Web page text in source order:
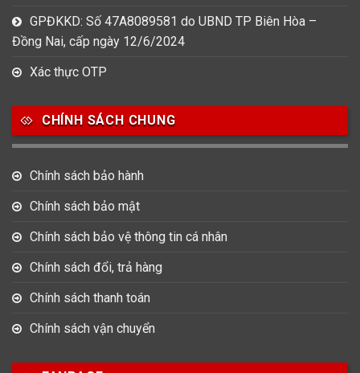
GPĐKKD: Số 47A8089581 do UBND TP Biên Hòa –
Đồng Nai, cấp ngày 12/6/2024
Xác thực OTP
CHÍNH SÁCH CHUNG
Chính sách bảo hành
Chính sách bảo mật
Chính sách bảo vệ thông tin cá nhân
Chính sách đổi, trả hàng
Chính sách thanh toán
Chính sách vận chuyển